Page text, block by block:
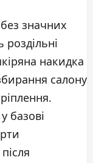
значних
накидка
салону
базові